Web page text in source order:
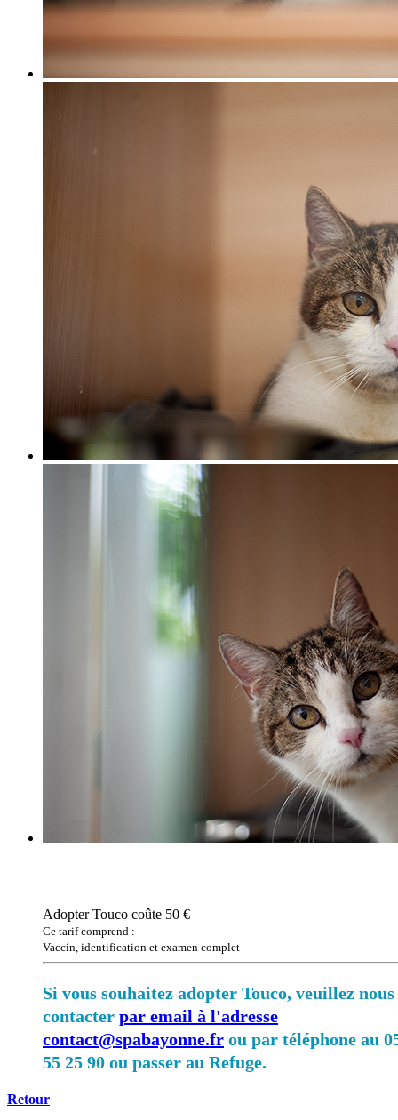
Adopter Touco coûte 50 €
Ce tarif comprend :
Vaccin, identification et examen complet
Si vous souhaitez adopter Touco, veuillez nous
contacter par email à l'adresse
contact@spabayonne.fr ou par téléphone au
55 25 90 ou passer au Refuge.
Retour